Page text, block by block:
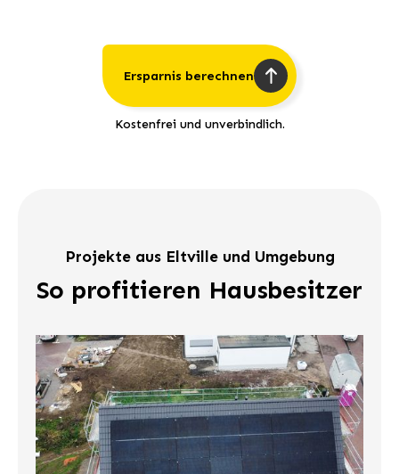
Ersparnis berechnen
Kostenfrei und unverbindlich.
Projekte aus Eltville und Umgebung
So profitieren Hausbesitzer